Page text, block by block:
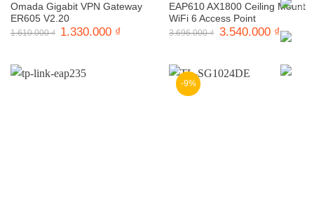
Omada Gigabit VPN Gateway
ER605 V2.20
1.610.000₫ Giá
gốc
1.330.000 ₫
1.330.000 ₫.
EAP610 AX1800 Ceiling Mount
WiFi 6 Access Point
3.696.000₫
Giá
gốc
3.540.000 ₫Giá
hiện
-9%